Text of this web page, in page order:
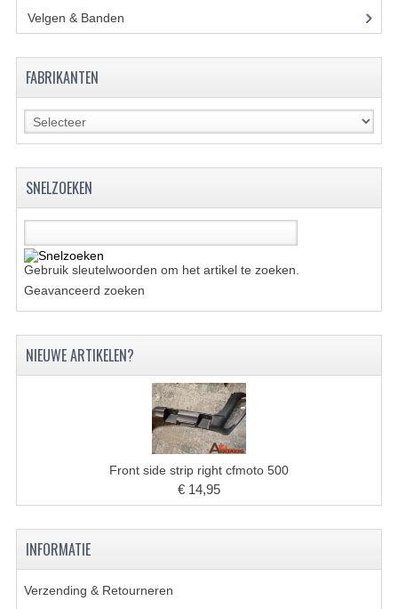
GEREEDSCHAP
BASHAN 300S-A
BASHAN 400S
SHINERAY ONDERDELEN
SHINERAY 250 STXE
BRANDSTOF SYSTEEM
ELECTRONICA
KABELS
REM SYSTEEM
Velgen & Banden
FABRIKANTEN
SNELZOEKEN
Gebruik sleutelwoorden om het artikel te zoeken.
Geavanceerd zoeken
NIEUWE ARTIKELEN?
Front side strip right cfmoto 500
€ 14,95
INFORMATIE
Verzending & Retourneren